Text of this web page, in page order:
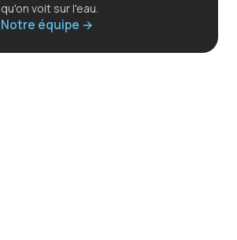
qu'on voit sur l'eau.
Notre équipe →